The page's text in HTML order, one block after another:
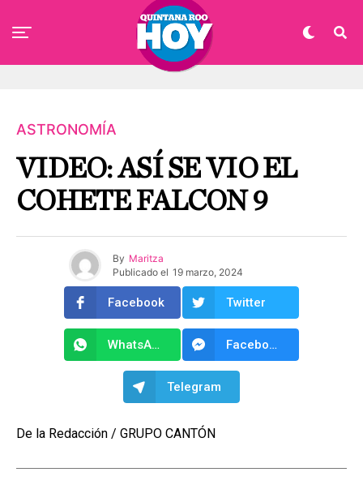
ASTRONOMÍA
VIDEO: ASÍ SE VIO EL
COHETE FALCON 9
By Maritza
Publicado el 19 marzo, 2024
Facebook Twitter
WhatsApp Facebook Messenger
Telegram
De la Redacción / GRUPO CANTÓN